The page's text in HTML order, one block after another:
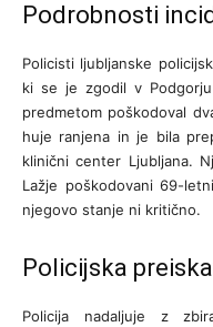
Podrobnosti
Policisti ljubljanske
ki se je zgodil v
predmetom poškodoval
huje ranjena in je bila
klinični center Ljubljana.
Lažje poškodovani 69-
njegovo stanje ni kritično.
Policijska
Policija nadaljuje z